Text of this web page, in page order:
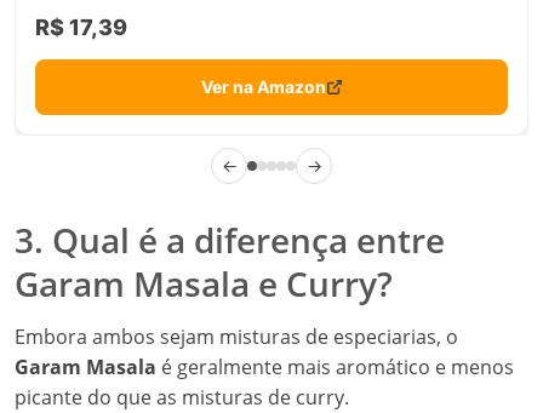
R$ 17,39
Ver na Amazon
← →
3. Qual é a diferença entre
Garam Masala e Curry?
Embora ambos sejam misturas de especiarias, o
Garam Masala é geralmente mais aromático e menos
picante do que as misturas de curry.